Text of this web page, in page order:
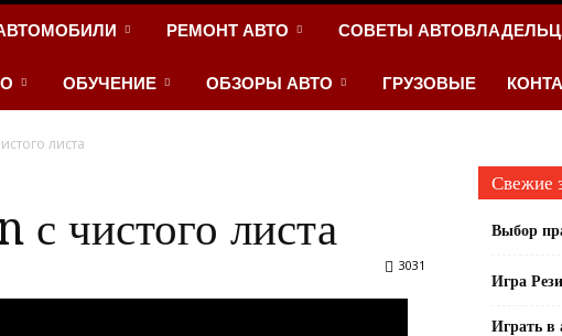
РЕМОНТ АВТО СОВЕТЫ
ОБУЧЕНИЕ ОБЗОРЫ АВТО ГРУЗОВЫЕ
листа
чистого листа
3031
Свежие
Выбор
Игра
Играть в